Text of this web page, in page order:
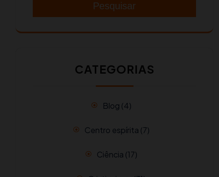
Pesquisar
CATEGORIAS
Blog (4)
Centro espírita (7)
Ciência (17)